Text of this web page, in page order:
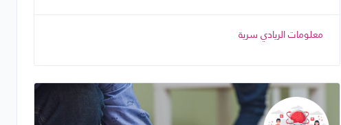
معلومات الريادي سرية